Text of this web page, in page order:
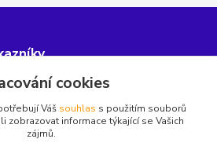
odstoupení od kupní smlouvy
cookies
Váš souhlas s použitím souborů
zobrazovat informace týkající se Vašich
zájmů.